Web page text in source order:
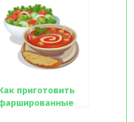
приготовить